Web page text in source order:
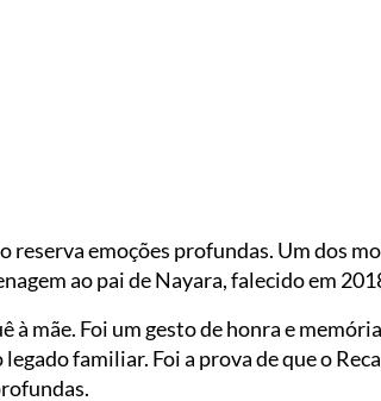
reserva emoções profundas. Um dos
ao pai de Nayara, falecido em
mãe. Foi um gesto de honra e
familiar. Foi a prova de que o